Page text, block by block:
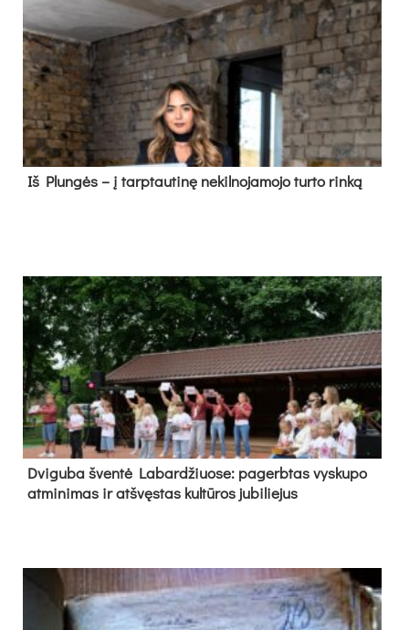
Iš Plungės – į tarptautinę nekilnojamojo turto rinką
Dvi­gu­ba šven­tė La­bar­džiuo­se: pa­gerb­tas vys­ku­po
at­mi­ni­mas ir at­švęs­tas kul­tū­ros ju­bi­lie­jus